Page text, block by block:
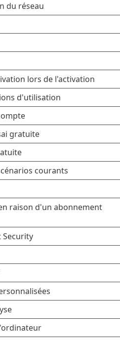
du réseau
lors de l'activation
d'utilisation
gratuite
courants
raison d'un abonnement
Security